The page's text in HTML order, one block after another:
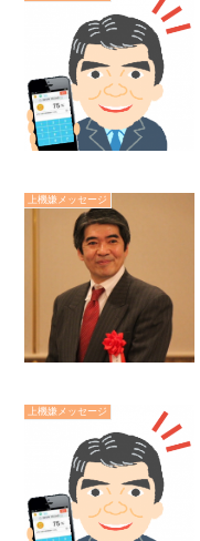
上機嫌メッセージ
上機嫌メッセージ